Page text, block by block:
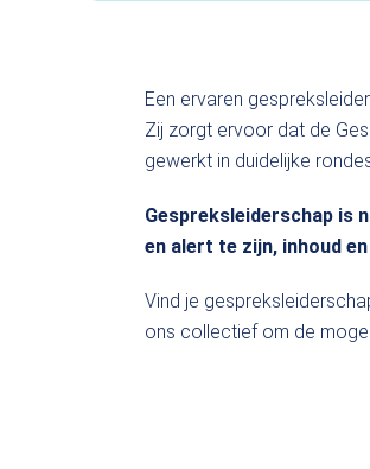
Een ervaren
Zij zorgt ervoor dat de
gewerkt in duidelijke
Gespreksleiderschap is
en alert te zijn, inhoud
Vind je
ons collectief om de